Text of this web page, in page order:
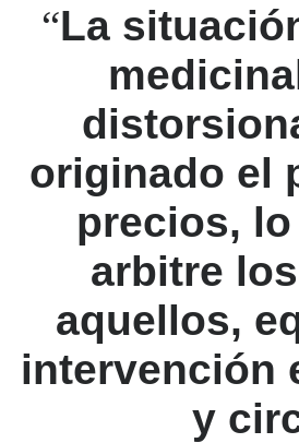
“La
originado el
precios,
arbitre
aquellos,
intervención
y